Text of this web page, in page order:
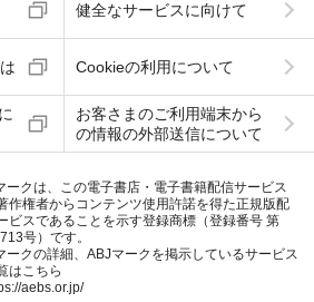
健全なサービスに向けて
Cookieの利用について
お客さまのご利用端末から
の情報の外部送信について
ークは、この電子書店・電子書籍配信サービス
作権者からコンテンツ使用許諾を得た正規版配
ビスであることを示す登録商標（登録番号 第
号）です。
ークの詳細、ABJマークを掲示しているサービス
はこちら
aebs.or.jp/